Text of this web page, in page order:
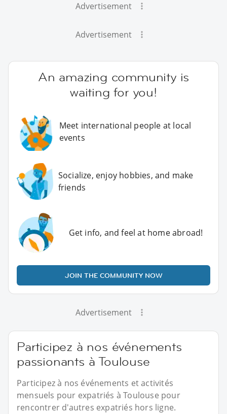
Advertisement
Advertisement
An amazing community is
waiting for you!
Meet international people at local
events
Socialize, enjoy hobbies, and make
friends
Get info, and feel at home abroad!
JOIN THE COMMUNITY NOW
Advertisement
Participez à nos événements
passionants à Toulouse
Participez à nos événements et activités
mensuels pour expatriés à Toulouse pour
rencontrer d'autres expatriés hors ligne.